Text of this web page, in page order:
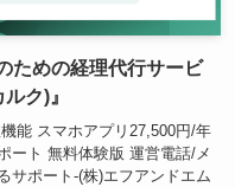
ための経理代行サービ
ク)』
能 スマホアプリ27,500円/年
ート 無料体験版 運営電話/メ
サポート-(株)エフアンドエム